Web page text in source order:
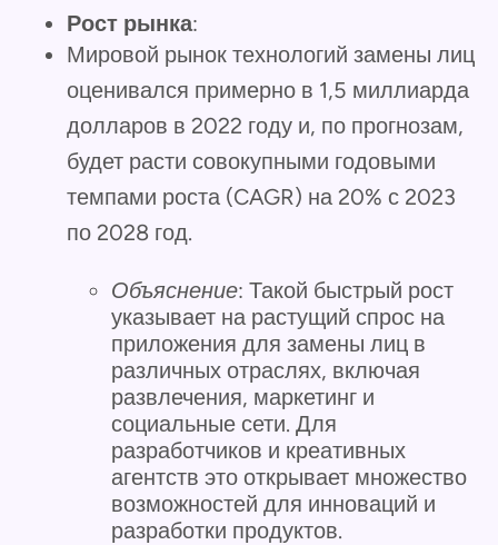
Рост рынка:
Мировой рынок технологий замены лиц
оценивался примерно в 1,5 миллиарда
долларов в 2022 году и, по прогнозам,
будет расти совокупными годовыми
темпами роста (CAGR) на 20% с 2023
по 2028 год.
Объяснение: Такой быстрый рост
указывает на растущий спрос на
приложения для замены лиц в
различных отраслях, включая
развлечения, маркетинг и
социальные сети. Для
разработчиков и креативных
агентств это открывает множество
возможностей для инноваций и
разработки продуктов.